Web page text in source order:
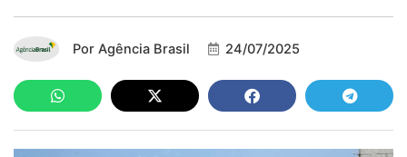
Por Agência Brasil 24/07/2025